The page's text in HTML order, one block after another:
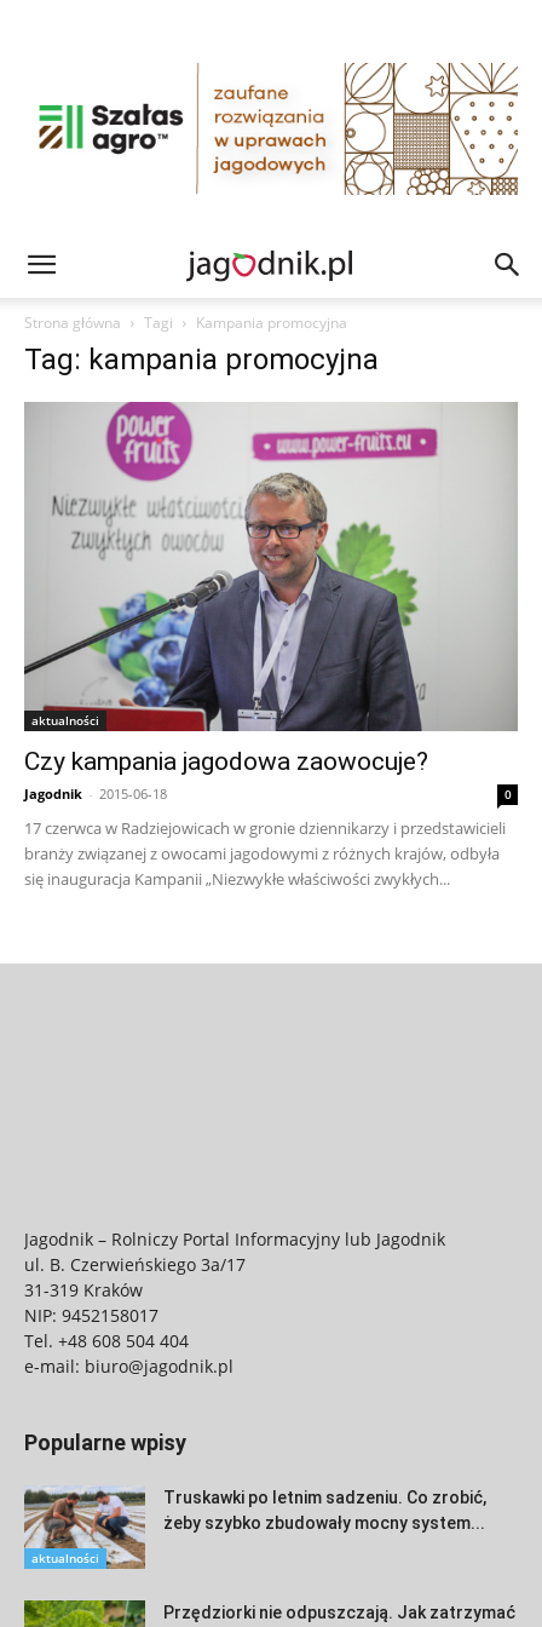
Strona główna Tagi Kampania promocyjna
Tag: kampania promocyjna
aktualności
Czy kampania jagodowa zaowocuje?
Jagodnik - 2015-06-18 0
17 czerwca w Radziejowicach w gronie dziennikarzy i przedstawicieli
branży związanej z owocami jagodowymi z różnych krajów, odbyła
się inauguracja Kampanii „Niezwykłe właściwości zwykłych...
Jagodnik – Rolniczy Portal Informacyjny lub Jagodnik
ul. B. Czerwieńskiego 3a/17
31-319 Kraków
NIP: 9452158017
Tel. +48 608 504 404
e-mail: biuro@jagodnik.pl
Popularne wpisy
aktualności
Truskawki po letnim sadzeniu. Co zrobić,
żeby szybko zbudowały mocny system...
Przędziorki nie odpuszczają. Jak zatrzymać